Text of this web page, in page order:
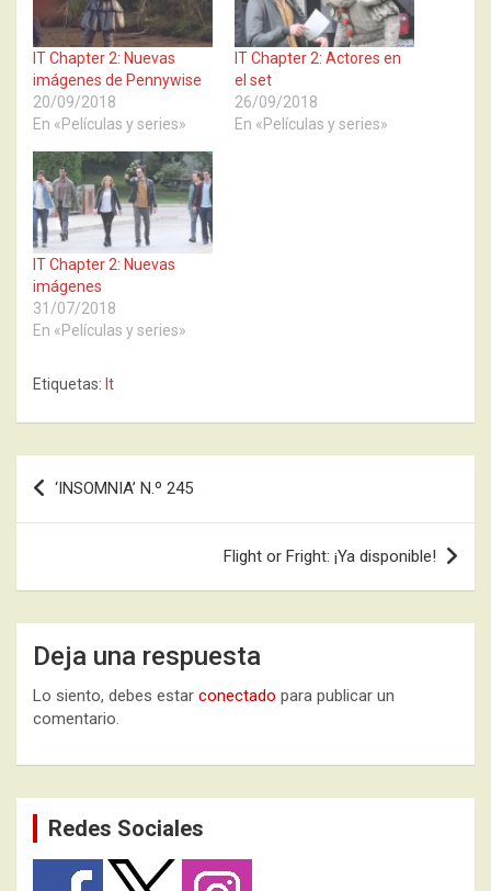
IT Chapter 2: Nuevas
imágenes de Pennywise
20/09/2018
En «Películas y series»
IT Chapter 2: Actores en
el set
26/09/2018
En «Películas y series»
IT Chapter 2: Nuevas
imágenes
31/07/2018
En «Películas y series»
Etiquetas: It
Navegación
de
‘INSOMNIA’ N.º 245
Flight or Fright: ¡Ya disponible!
Deja una respuesta
Lo siento, debes estar conectado para publicar un
comentario.
Redes Sociales